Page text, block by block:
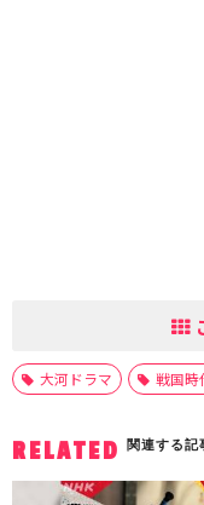
大河ドラマ 戦国時
RELATED 関連する記